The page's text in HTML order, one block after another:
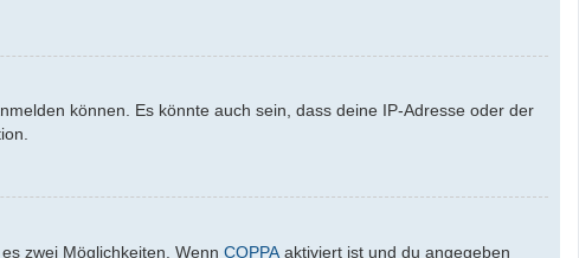
können. Es könnte auch sein, dass deine IP-Adresse oder der
zwei Möglichkeiten. Wenn COPPA aktiviert ist und du angegeben